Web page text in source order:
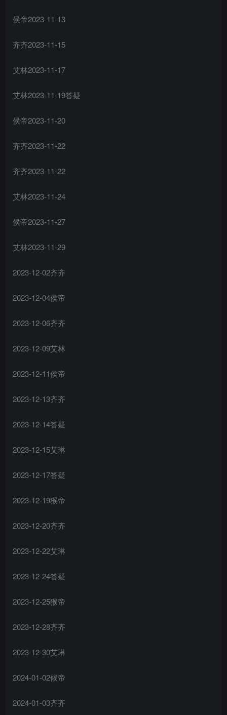
侯帝2023-11-13
齐齐2023-11-15
艾林2023-11-17
艾林2023-11-19答疑
侯帝2023-11-20
齐齐2023-11-22
齐齐2023-11-22
艾林2023-11-24
侯帝2023-11-27
艾林2023-11-29
2023-12-02齐齐
2023-12-04侯帝
2023-12-06齐齐
2023-12-09艾林
2023-12-11侯帝
2023-12-13齐齐
2023-12-14答疑
2023-12-15艾琳
2023-12-17答疑
2023-12-19猴帝
2023-12-20齐齐
2023-12-22艾琳
2023-12-24答疑
2023-12-25猴帝
2023-12-28齐齐
2023-12-30艾琳
2024-01-02候帝
2024-01-03齐齐